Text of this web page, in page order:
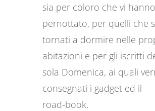
sia per coloro che vi hanno
pernottato, per quelli che
tornati a dormire nelle
abitazioni e per gli iscritti
sola Domenica, ai quali
consegnati i gadget ed il
road-book.